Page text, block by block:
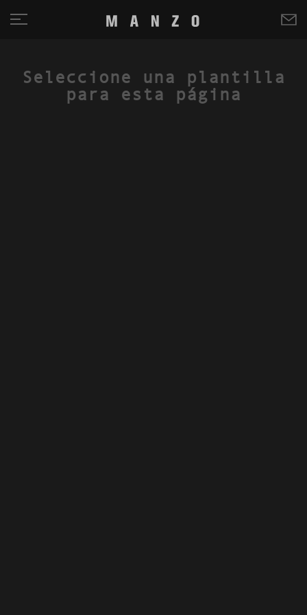
Seleccione una plantilla
para esta página